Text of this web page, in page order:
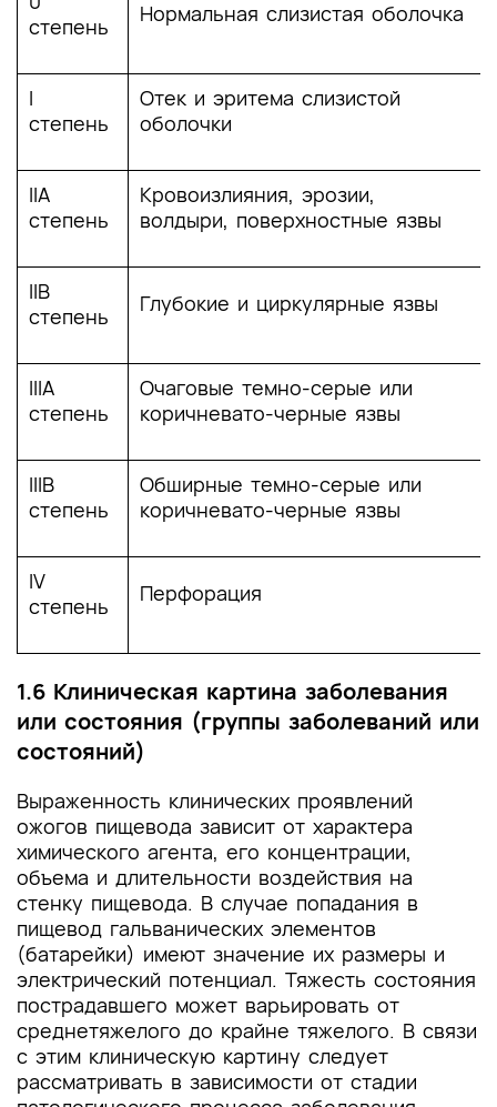
степень
Нормальная слизистая оболочка
I
степень
Отек и эритема слизистой
оболочки
IIA
степень
Кровоизлияния, эрозии,
волдыри, поверхностные язвы
IIB
степень
Глубокие и циркулярные язвы
IIIA
степень
Очаговые темно-серые или
коричневато-черные язвы
IIIB
степень
Обширные темно-серые или
коричневато-черные язвы
IV
степень
Перфорация
1.6 Клиническая картина заболевания
или состояния (группы заболеваний или
состояний)
Выраженность клинических проявлений
ожогов пищевода зависит от характера
химического агента, его концентрации,
объема и длительности воздействия на
стенку пищевода. В случае попадания в
пищевод гальванических элементов
(батарейки) имеют значение их размеры и
электрический потенциал. Тяжесть состояния
пострадавшего может варьировать от
среднетяжелого до крайне тяжелого. В связи
с этим клиническую картину следует
рассматривать в зависимости от стадии